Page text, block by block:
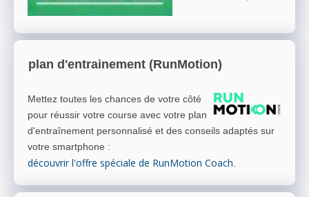
plan d'entrainement (RunMotion)
Mettez toutes les chances de votre côté
pour réussir votre course avec votre plan
d'entraînement personnalisé et des conseils adaptés sur
votre smartphone :
découvrir l'offre spéciale de RunMotion Coach.